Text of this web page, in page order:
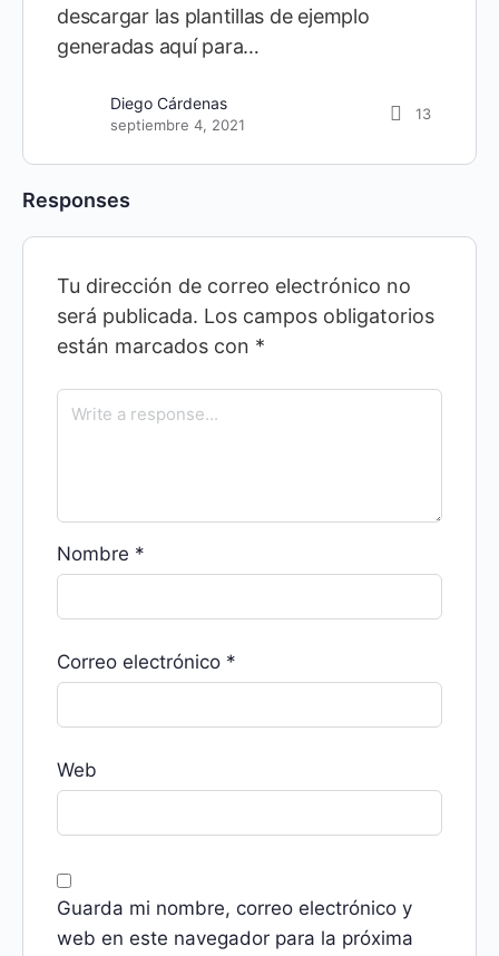
descargar las plantillas de ejemplo
generadas aquí para…
Diego Cárdenas
septiembre 4, 2021
13
Responses
Tu dirección de correo electrónico no
será publicada. Los campos obligatorios
están marcados con *
Nombre *
Correo electrónico *
Web
Guarda mi nombre, correo electrónico y
web en este navegador para la próxima